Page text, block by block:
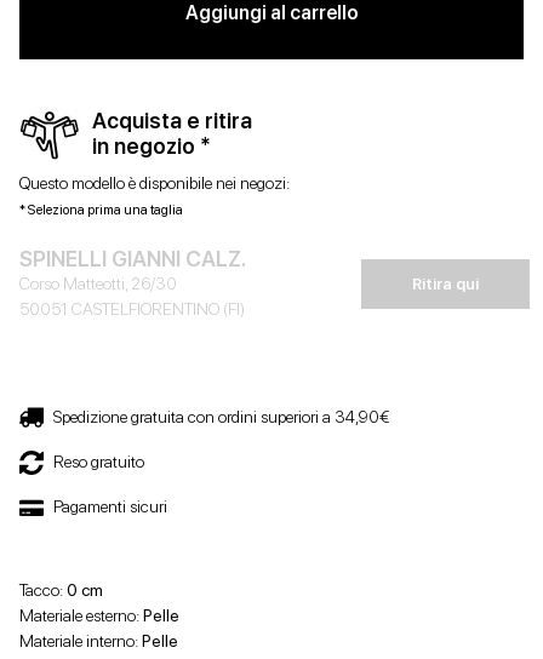
Aggiungi al carrello
Acquista e ritira
in negozio *
Questo modello è disponibile nei negozi:
* Seleziona prima una taglia
SPINELLI GIANNI CALZ.
Corso Matteotti, 26/30
50051 CASTELFIORENTINO (FI)
Ritira qui
Spedizione gratuita con ordini superiori a 34,90€
Reso gratuito
Pagamenti sicuri
Tacco:0 cm
Materiale esterno:Pelle
Materiale interno:Pelle